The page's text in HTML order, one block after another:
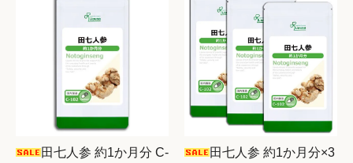
田七人参 約1か月分 C-
田七人参 約1か月分×3